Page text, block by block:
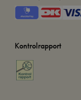
Kontrolrapport